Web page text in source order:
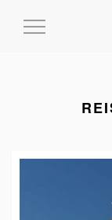
MENÜ